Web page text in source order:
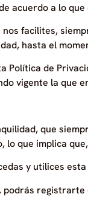
acuerdo a lo
nos facilites,
hasta el
Política de
vigente la que
que
lo que implica
y utilices
podrás